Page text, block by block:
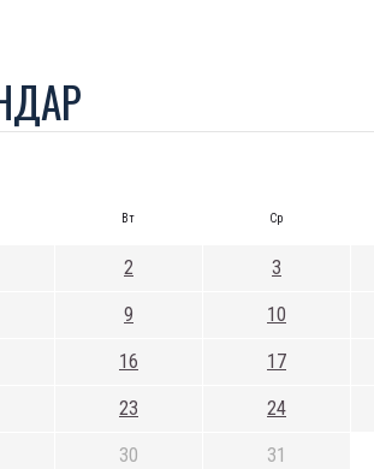
Вт Ср
2 3
9 10
16 17
23 24
30 31